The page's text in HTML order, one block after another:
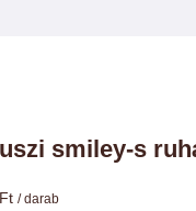
smiley-s
Ft / darab